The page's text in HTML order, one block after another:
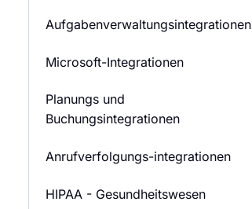
Aufgabenverwaltungsintegrationen
Microsoft-Integrationen
Planungs und
Buchungsintegrationen
Anrufverfolgungs-integrationen
HIPAA - Gesundheitswesen